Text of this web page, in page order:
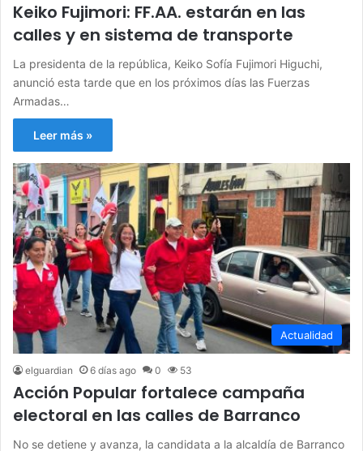
Keiko Fujimori: FF.AA. estarán en las
calles y en sistema de transporte
La presidenta de la república, Keiko Sofía Fujimori Higuchi,
anunció esta tarde que en los próximos días las Fuerzas
Armadas…
Leer más »
Actualidad
elguardian 6 días ago 0 53
Acción Popular fortalece campaña
electoral en las calles de Barranco
No se detiene y avanza, la candidata a la alcaldía de Barranco